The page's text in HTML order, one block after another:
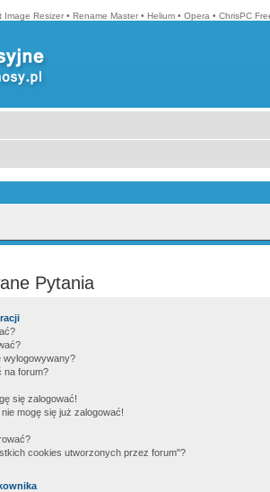
Image Resizer • Rename Master • Helium • Opera • ChrisPC
Pytania
wylogowywany?
na forum?
się zalogować!
mogę się już zalogować!
cookies utworzonych przez forum"?